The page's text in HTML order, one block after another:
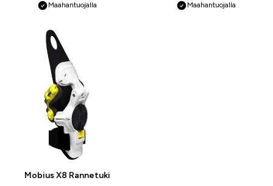
Maahantuojalla
Maahantuojalla
Mobius X8 Rannetuki